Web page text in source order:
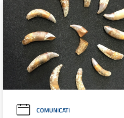
COMUNICATI